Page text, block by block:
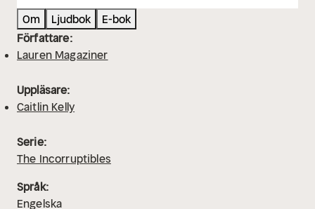
Om Ljudbok
E-bok
Författare:
Lauren Magaziner
Uppläsare:
Caitlin Kelly
Serie:
The Incorruptibles
Språk:
Engelska